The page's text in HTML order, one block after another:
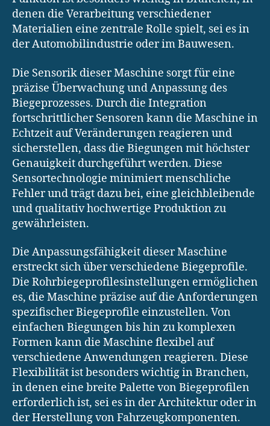
denen die Verarbeitung verschiedener
Materialien eine zentrale Rolle spielt, sei es in
der Automobilindustrie oder im Bauwesen.
Die Sensorik dieser Maschine sorgt für eine
präzise Überwachung und Anpassung des
Biegeprozesses. Durch die Integration
fortschrittlicher Sensoren kann die Maschine in
Echtzeit auf Veränderungen reagieren und
sicherstellen, dass die Biegungen mit höchster
Genauigkeit durchgeführt werden. Diese
Sensortechnologie minimiert menschliche
Fehler und trägt dazu bei, eine gleichbleibende
und qualitativ hochwertige Produktion zu
gewährleisten.
Die Anpassungsfähigkeit dieser Maschine
erstreckt sich über verschiedene Biegeprofile.
Die Rohrbiegeprofilesinstellungen ermöglichen
es, die Maschine präzise auf die Anforderungen
spezifischer Biegeprofile einzustellen. Von
einfachen Biegungen bis hin zu komplexen
Formen kann die Maschine flexibel auf
verschiedene Anwendungen reagieren. Diese
Flexibilität ist besonders wichtig in Branchen,
in denen eine breite Palette von Biegeprofilen
erforderlich ist, sei es in der Architektur oder in
der Herstellung von Fahrzeugkomponenten.